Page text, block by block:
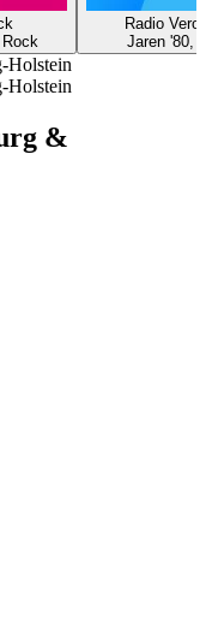
Radio
Jaren '80,
Holstein
Holstein
&